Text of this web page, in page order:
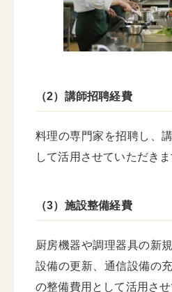
（2）講師招聘経費
料理の専門家を招聘し、
して活用させていただきま
（3）施設整備経費
厨房機器や調理器具の新
設備の更新、通信設備の
の整備費用として活用させ